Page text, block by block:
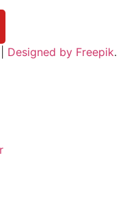
Designed by Freepik.